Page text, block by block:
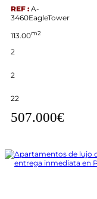
REF : A-
3460EagleTower
113.00m2
2
2
22
507.000€